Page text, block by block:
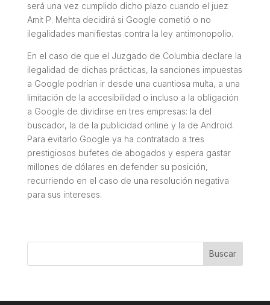
será una vez cumplido dicho plazo cuando el juez
Amit P. Mehta decidirá si Google cometió o no
ilegalidades manifiestas contra la ley antimonopolio.
En el caso de que el Juzgado de Columbia declare la
ilegalidad de dichas prácticas, la sanciones impuestas
a Google podrían ir desde una cuantiosa multa, a una
limitación de la accesibilidad o incluso a la obligación
a Google de dividirse en tres empresas: la del
buscador, la de la publicidad online y la de Android.
Para evitarlo Google ya ha contratado a tres
prestigiosos bufetes de abogados y espera gastar
millones de dólares en defender su posición,
recurriendo en el caso de una resolución negativa
para sus intereses.
Buscar